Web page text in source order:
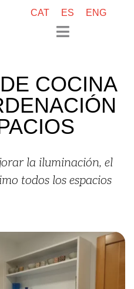
CAT ES ENG
COCINA
la iluminación, el
todos los espacios